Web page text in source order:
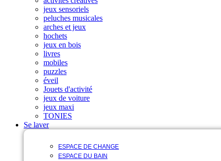
jeux sensoriels
peluches musicales
arches et jeux
hochets
jeux en bois
livres
mobiles
puzzles
éveil
Jouets d'activité
jeux de voiture
jeux maxi
TONIES
Se laver
ESPACE DE CHANGE
ESPACE DU BAIN